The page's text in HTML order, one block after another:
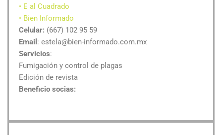
• E al Cuadrado
• Bien Informado
Celular: (667) 102 95 59
Email : estela@bien-informado.com.mx
Servicios:
Fumigación y control de plagas
Edición de revista
Beneficio socias: